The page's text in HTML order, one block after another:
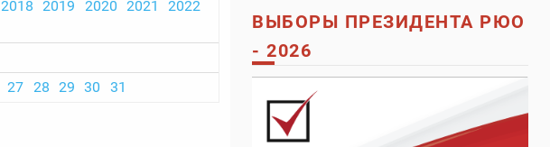
2018 2019 2020 2021
2022
27 28 29 30 31
ВЫБОРЫ ПРЕЗИДЕНТА РЮО
- 2026